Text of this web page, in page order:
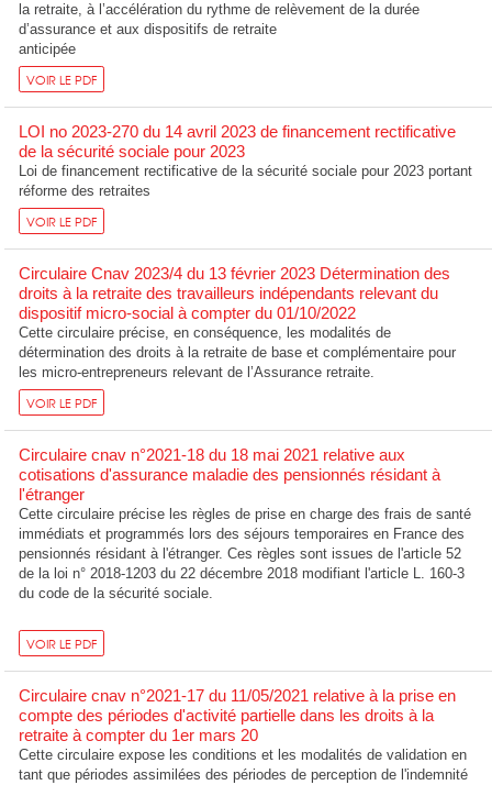
la retraite, à l’accélération du rythme de relèvement de la durée
d’assurance et aux dispositifs de retraite
anticipée
VOIR LE PDF
LOI no 2023-270 du 14 avril 2023 de financement rectificative
de la sécurité sociale pour 2023
Loi de financement rectificative de la sécurité sociale pour 2023 portant
réforme des retraites
VOIR LE PDF
Circulaire Cnav 2023/4 du 13 février 2023 Détermination des
droits à la retraite des travailleurs indépendants relevant du
dispositif micro-social à compter du 01/10/2022
Cette circulaire précise, en conséquence, les modalités de
détermination des droits à la retraite de base et complémentaire pour
les micro-entrepreneurs relevant de l’Assurance retraite.
VOIR LE PDF
Circulaire cnav n°2021-18 du 18 mai 2021 relative aux
cotisations d'assurance maladie des pensionnés résidant à
l'étranger
Cette circulaire précise les règles de prise en charge des frais de santé
immédiats et programmés lors des séjours temporaires en France des
pensionnés résidant à l'étranger. Ces règles sont issues de l'article 52
de la loi n° 2018-1203 du 22 décembre 2018 modifiant l'article L. 160-3
du code de la sécurité sociale.
VOIR LE PDF
Circulaire cnav n°2021-17 du 11/05/2021 relative à la prise en
compte des périodes d'activité partielle dans les droits à la
retraite à compter du 1er mars 20
Cette circulaire expose les conditions et les modalités de validation en
tant que périodes assimilées des périodes de perception de l'indemnité